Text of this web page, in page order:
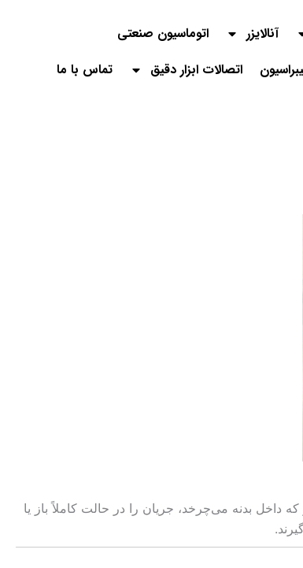
آنالایزر
اتوماسیون صنعتی
اتصالات ابزار دقیق
تماس با ما
داخل بدنه می‌چرخد، جریان را در حالت کاملاً باز یا